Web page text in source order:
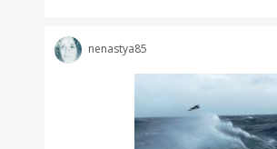
nenastya85